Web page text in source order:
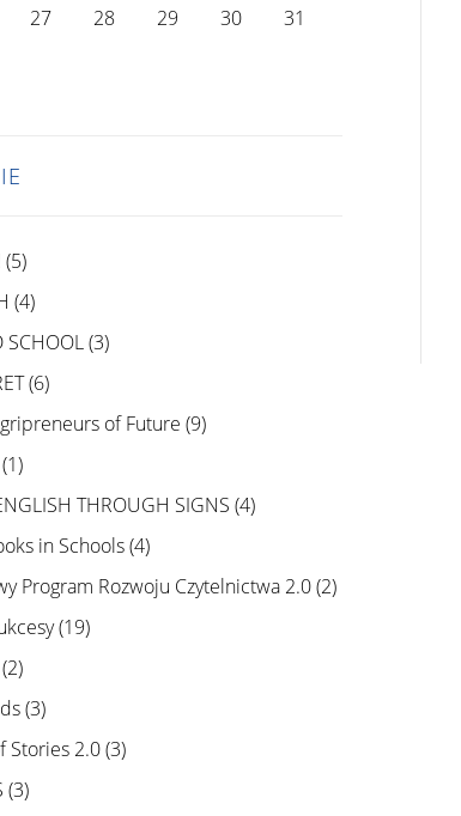
27 28 29 30 31
(5)
(4)
SCHOOL(3)
(6)
of Future (9)
(1)
THROUGH SIGNS (4)
in Schools(4)
Program Rozwoju Czytelnictwa 2.0(2)
(19)
(3)
Stories 2.0(3)
(3)